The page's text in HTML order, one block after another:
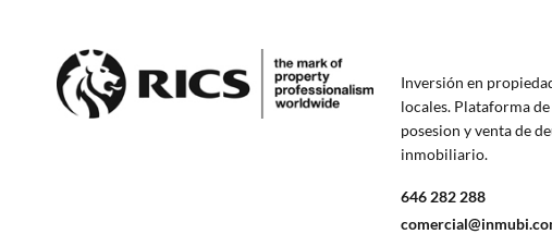
Inversión en
locales. Plataforma
posesion y venta de
inmobiliario.
646 282 288